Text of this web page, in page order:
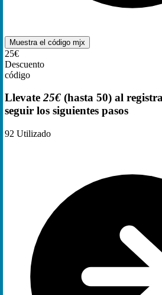
Muestra el código mjx
25€
Descuento
código
Llevate25€ (hasta 50) al
seguir los siguientes pasos
92 Utilizado